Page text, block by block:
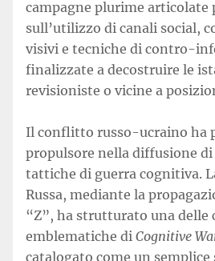
campagne plurime articolate
sull’utilizzo di canali social,
visivi e tecniche di contro-
finalizzate a decostruire le
revisioniste o vicine a
Il conflitto russo-ucraino ha
propulsore nella diffusione di
tattiche di guerra cognitiva.
Russa, mediante la
“Z”, ha strutturato una delle
emblematiche di Cognitive
catalogato come un semplice